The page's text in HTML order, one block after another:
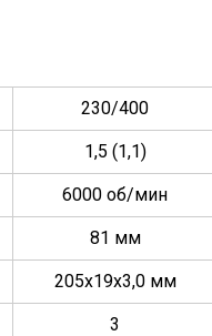
230/400
1,5 (1,1)
6000 об/мин
81 мм
205х19х3,0 мм
3